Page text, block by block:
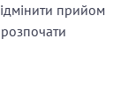
прийом